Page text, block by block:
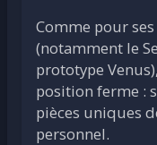
Comme pour
(notamment le
prototype
position ferme :
pièces uniques
personnel.